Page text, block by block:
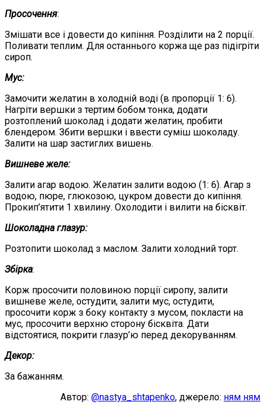
Просочення:
Змішати все і довести до кипіння. Розділити на 2 порції.
Поливати теплим. Для останнього коржа ще раз підігріти
сироп.
Мус:
Замочити желатин в холодній воді (в пропорції 1: 6).
Нагріти вершки з тертим бобом тонка, додати
розтоплений шоколад і додати желатин, пробити
блендером. Збити вершки і ввести суміш шоколаду.
Залити на шар застиглих вишень.
Вишневе желе:
Залити агар водою. Желатин залити водою (1: 6). Агар з
водою, пюре, глюкозою, цукром довести до кипіння.
Прокип’ятити 1 хвилину. Охолодити і вилити на бісквіт.
Шоколадна глазур:
Розтопити шоколад з маслом. Залити холодний торт.
Збірка:
Корж просочити половиною порції сиропу, залити
вишневе желе, остудити, залити мус, остудити,
просочити корж з боку контакту з мусом, покласти на
мус, просочити верхню сторону бісквіта. Дати
відстоятися, покрити глазур’ю перед декоруванням.
Декор:
За бажанням.
Автор: @nastya_shtapenko, джерело: ням ням